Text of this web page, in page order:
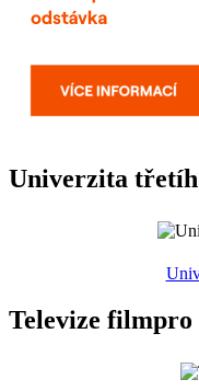
Univerzita
Televize filmpro